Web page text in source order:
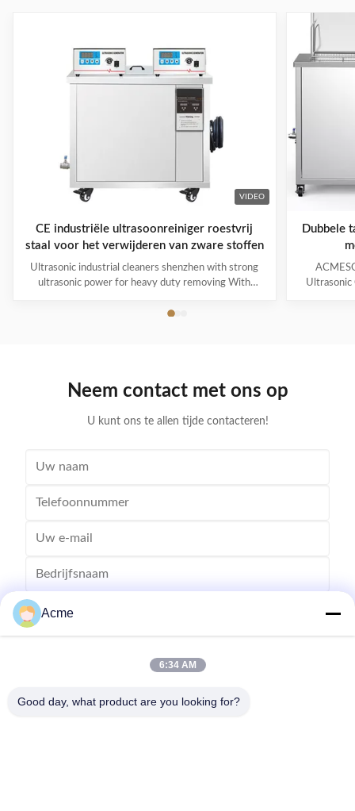
VIDEO
CE industriële ultrasoonreiniger roestvrij
staal voor het verwijderen van zware stoffen
Ultrasonic industrial cleaners shenzhen with strong
ultrasonic power for heavy duty removing With
widely used in engine block, engine parts cleaning,
ultrasonic cleaning of engine parts,
Dubbele
Ultrasonic
Neem contact met ons op
U kunt ons te allen tijde contacteren!
Verzend
Acme
6:34 AM
Good day, what product are you looking for?